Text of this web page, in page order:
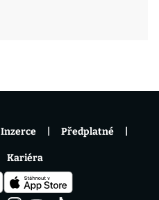
Inzerce Předplatné
Kariéra